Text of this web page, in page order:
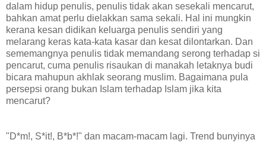
dalam hidup penulis, penulis tidak akan sesekali mencarut,
bahkan amat perlu dielakkan sama sekali. Hal ini mungkin
kerana kesan didikan keluarga penulis sendiri yang
melarang keras kata-kata kasar dan kesat dilontarkan. Dan
sememangnya penulis tidak memandang serong terhadap si
pencarut, cuma penulis risaukan di manakah letaknya budi
bicara mahupun akhlak seorang muslim. Bagaimana pula
persepsi orang bukan Islam terhadap Islam jika kita
mencarut?
"D*m!, S*it!, B*b*!" dan macam-macam lagi. Trend bunyinya